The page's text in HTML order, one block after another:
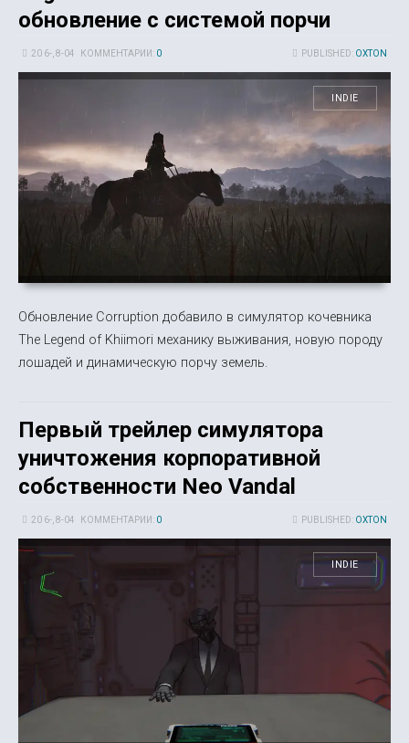
обновление с системой порчи
PUBLISHED: OXTON
20 6-, 8-04 КОММЕНТАРИИ: 0
INDIE
Обновление Corruption добавило в симулятор кочевника
The Legend of Khiimori механику выживания, новую породу
лошадей и динамическую порчу земель.
Первый трейлер симулятора
уничтожения корпоративной
собственности Neo Vandal
PUBLISHED: OXTON
20 6-, 8-04 КОММЕНТАРИИ: 0
INDIE